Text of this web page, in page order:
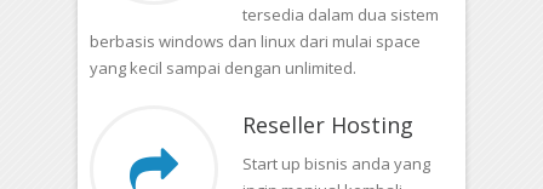
tersedia dalam dua sistem
berbasis windows dan linux dari mulai space
yang kecil sampai dengan unlimited.
Reseller Hosting
Start up bisnis anda yang